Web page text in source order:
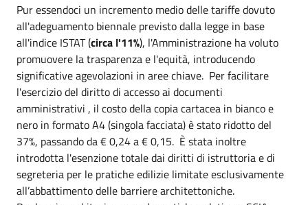
Pur essendoci un incremento medio delle tariffe dovuto
all'adeguamento biennale previsto dalla legge in base
all'indice ISTAT (circa l'11%), l'Amministrazione ha voluto
promuovere la trasparenza e l'equità, introducendo
significative agevolazioni in aree chiave. Per facilitare
l'esercizio del diritto di accesso ai documenti
amministrativi , il costo della copia cartacea in bianco e
nero in formato A4 (singola facciata) è stato ridotto del
37%, passando da € 0,24 a € 0,15. È stata inoltre
introdotta l'esenzione totale dai diritti di istruttoria e di
segreteria per le pratiche edilizie limitate esclusivamente
all’abbattimento delle barriere architettoniche.